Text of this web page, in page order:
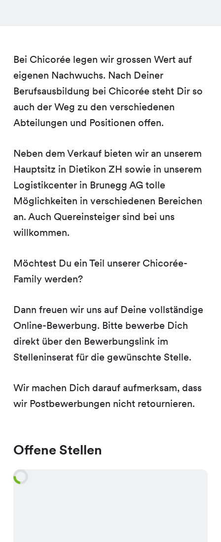
Bei Chicorée legen wir grossen Wert auf
eigenen Nachwuchs. Nach Deiner
Berufsausbildung bei Chicorée steht Dir so
auch der Weg zu den verschiedenen
Abteilungen und Positionen offen.
Neben dem Verkauf bieten wir an unserem
Hauptsitz in Dietikon ZH sowie in unserem
Logistikcenter in Brunegg AG tolle
Möglichkeiten in verschiedenen Bereichen
an. Auch Quereinsteiger sind bei uns
willkommen.
Möchtest Du ein Teil unserer Chicorée-
Family werden?
Dann freuen wir uns auf Deine vollständige
Online-Bewerbung. Bitte bewerbe Dich
direkt über den Bewerbungslink im
Stelleninserat für die gewünschte Stelle.
Wir machen Dich darauf aufmerksam, dass
wir Postbewerbungen nicht retournieren.
Offene Stellen